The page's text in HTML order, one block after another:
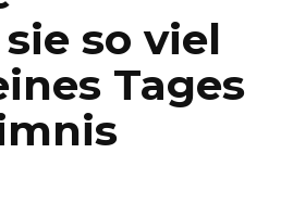
so viel
Tages